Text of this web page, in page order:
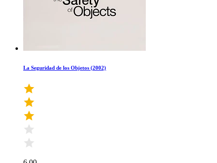
La Seguridad de los Objetos (2002)